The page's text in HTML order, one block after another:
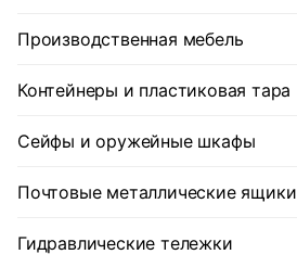
Производственная мебель
Контейнеры и пластиковая тара
Сейфы и оружейные шкафы
Почтовые металлические ящики
Гидравлические тележки